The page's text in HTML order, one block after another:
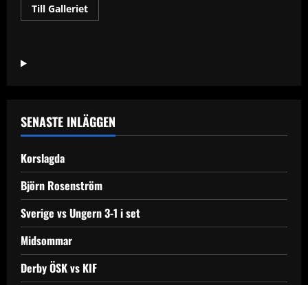
Till GallerietRead
more
SENASTE INLÄGGEN
Korslagda
Björn Rosenström
Sverige vs Ungern 3-1 i set
Midsommar
Derby ÖSK vs KIF